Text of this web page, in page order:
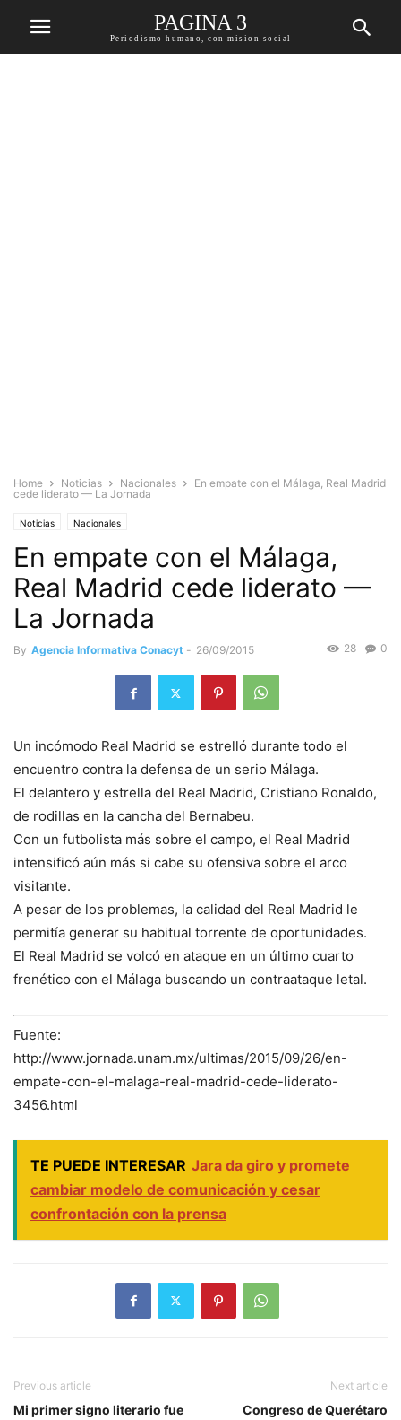
PAGINA 3
Periodismo humano, con mision social
Home Noticias Nacionales
En empate con el Málaga, Real Madrid
cede liderato — La Jornada
Noticias Nacionales
En empate con el Málaga,
Real Madrid cede liderato —
La Jornada
By Agencia Informativa Conacyt - 26/09/2015 0
28
Un incómodo Real Madrid se estrelló durante todo el
encuentro contra la defensa de un serio Málaga.
El delantero y estrella del Real Madrid, Cristiano Ronaldo,
de rodillas en la cancha del Bernabeu.
Con un futbolista más sobre el campo, el Real Madrid
intensificó aún más si cabe su ofensiva sobre el arco
visitante.
A pesar de los problemas, la calidad del Real Madrid le
permitía generar su habitual torrente de oportunidades.
El Real Madrid se volcó en ataque en un último cuarto
frenético con el Málaga buscando un contraataque letal.
Fuente:
http://www.jornada.unam.mx/ultimas/2015/09/26/en-
empate-con-el-malaga-real-madrid-cede-liderato-
3456.html
TE PUEDE INTERESAR Jara da giro y promete
cambiar modelo de comunicación y cesar
confrontación con la prensa
Previous article
Mi primer signo literario fue
Next article
Congreso de Querétaro